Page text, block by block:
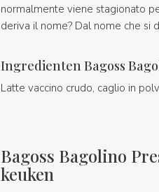
normalmente viene stagionato
deriva il nome? Dal nome che si
Ingredienten Bagoss
Latte vaccino crudo, caglio in
Bagoss Bagolino
keuken